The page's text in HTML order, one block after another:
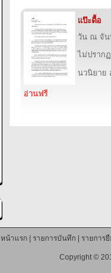
แป๊ะดื้อ
วัน ณ จัน
ไม่ปราก
นวนิยาย
อ่านฟรี
หน้าแรก| รายการบันทึก| รายการ
Copyright ©